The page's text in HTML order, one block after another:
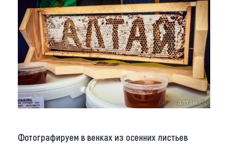
Фотографируем в венках из осенних листьев